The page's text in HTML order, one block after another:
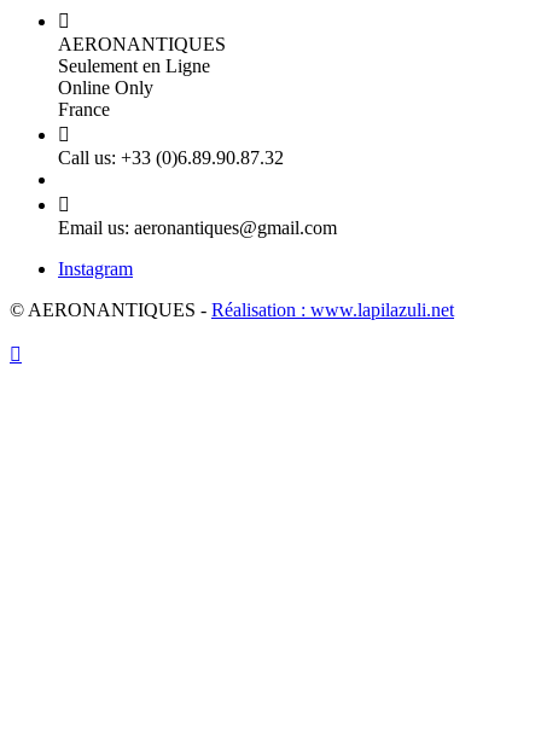

AERONANTIQUES
Seulement en Ligne
Online Only
France

Call us: +33 (0)6.89.90.87.32

Email us: aeronantiques@gmail.com
Instagram
© AERONANTIQUES - Réalisation : www.lapilazuli.net
